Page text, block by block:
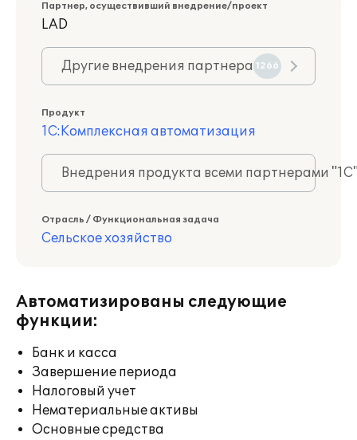
Партнер, осуществивший внедрение/проект
LAD
Другие внедрения партнера 1266
Продукт
1С:Комплексная автоматизация
Внедрения продукта всеми партнерами
Отрасль / Функциональная задача
Сельское хозяйство
Автоматизированы следующие
функции:
Банк и касса
Завершение периода
Налоговый учет
Нематериальные активы
Основные средства